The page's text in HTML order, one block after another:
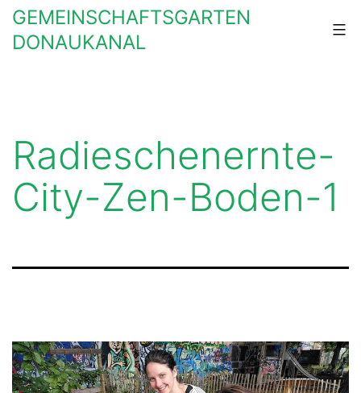
Zum
Inhalt
GEMEINSCHAFTSGARTEN
DONAUKANAL
Radieschenernte-
City-Zen-Boden-1